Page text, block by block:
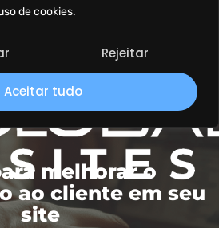
de cookies.
Rejeitar
Aceitar tudo
melhorar o
ao cliente em seu
site